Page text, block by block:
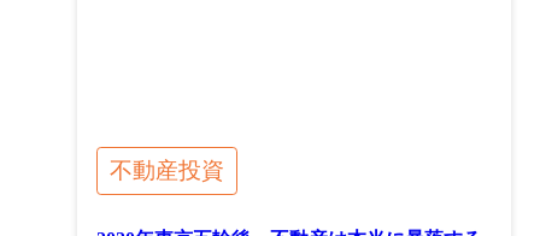
不動産投資